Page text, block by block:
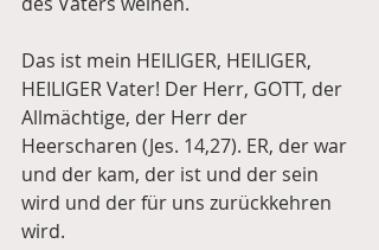
Das ist mein HEILIGER, HEILIGER,
HEILIGER Vater! Der Herr, GOTT, der
Allmächtige, der Herr der
Heerscharen (Jes. 14,27). ER, der war
und der kam, der ist und der sein
wird und der für uns zurückkehren
wird.